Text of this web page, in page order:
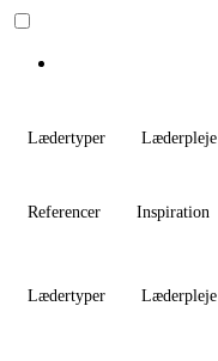
Lædertyper Læderpleje
Referencer Inspiration
Lædertyper Læderpleje